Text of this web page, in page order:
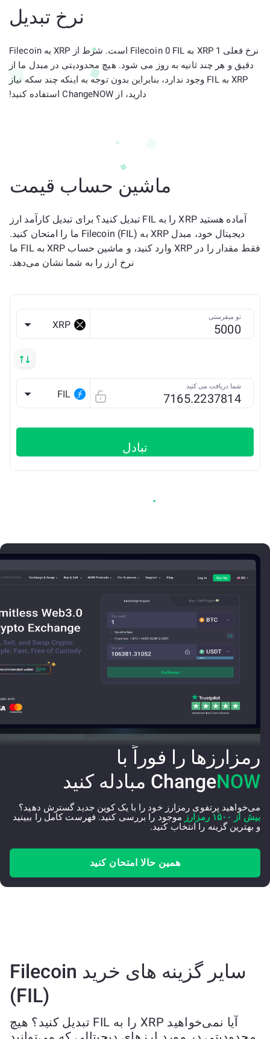
نرخ تبدیل
نرخ فعلی 1 XRP به Filecoin 0 FIL است. شرط از XRP به Filecoin
دقیق و هر چند ثانیه به روز می شود. هیچ محدودیتی در مبدل ما از
XRP به FIL وجود ندارد، بنابراین بدون توجه به اینکه چند سکه نیاز
دارید، از ChangeNOW استفاده کنید!
ماشین حساب قیمت
آماده هستید XRP را به FIL تبدیل کنید؟ برای تبدیل کارآمد ارز
دیجیتال خود، مبدل XRP به Filecoin (FIL) ما را امتحان کنید.
فقط مقدار را در XRP وارد کنید، و ماشین حساب XRP به FIL ما
نرخ ارز را به شما نشان می‌دهد.
تو میفرستی
XRP
شما دریافت می کنید
FIL
تبادل
رمزارزها را فوراً با
ChangeNOW مبادله کنید
می‌خواهید پرتفوی رمزارز خود را با یک کوین جدید گسترش دهید؟
بیش از ۱۵۰۰ رمزارز
موجود را بررسی کنید. فهرست کامل را ببینید
و بهترین گزینه را انتخاب کنید.
همین حالا امتحان کنید
سایر گزینه های خرید Filecoin
(FIL)
آیا نمی‌خواهید XRP را به FIL تبدیل کنید؟ هیچ